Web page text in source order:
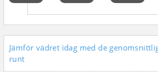
Jämför vädret idag med de
runt